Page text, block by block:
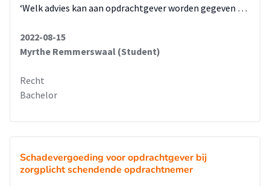
‘Welk advies kan aan opdrachtgever worden gegeven …
2022-08-15
Myrthe Remmerswaal (Student)
Recht
Bachelor
Schadevergoeding voor opdrachtgever bij
zorgplicht schendende opdrachtnemer